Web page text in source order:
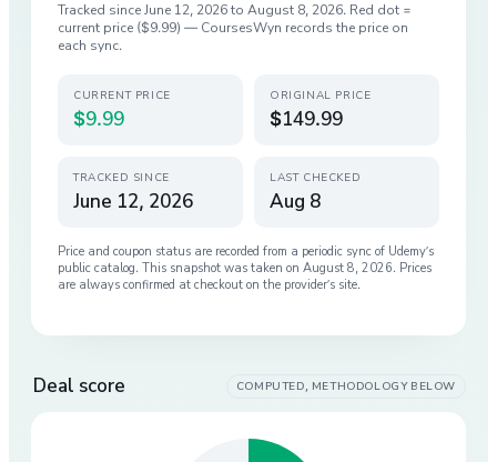
Tracked since June 12, 2026 to August 8, 2026. Red dot =
current price ($9.99) — CoursesWyn records the price on
each sync.
CURRENT PRICE
$9.99
ORIGINAL PRICE
$149.99
TRACKED SINCE
June 12, 2026
LAST CHECKED
Aug 8
Price and coupon status are recorded from a periodic sync of Udemy’s
public catalog. This snapshot was taken on August 8, 2026. Prices
are always confirmed at checkout on the provider’s site.
Deal score COMPUTED, METHODOLOGY BELOW